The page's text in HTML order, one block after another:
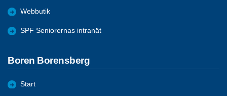
Webbutik
SPF Seniorernas intranät
Boren Borensberg
Start